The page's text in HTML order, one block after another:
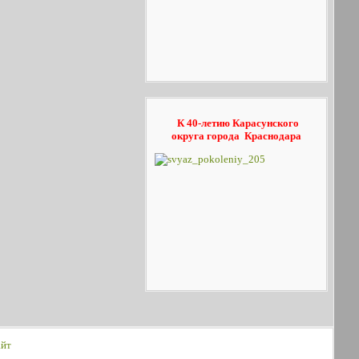
К 40-летию Карасунского
округа города Краснодара